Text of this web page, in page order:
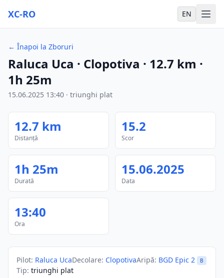
XC-RO EN
← Înapoi la Zboruri
Raluca Uca · Clopotiva · 12.7 km ·
1h 25m
15.06.2025 13:40 · triunghi plat
12.7 km
Distanță
15.2
Scor
1h 25m
Durată
15.06.2025
Data
13:40
Ora
Pilot: Raluca UcaDecolare: ClopotivaAripă: BGD Epic 2 B
Tip: triunghi plat